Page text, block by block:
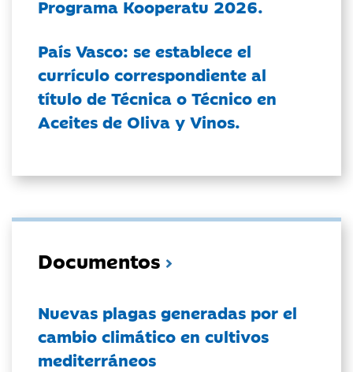
Programa Kooperatu 2026.
País Vasco: se establece el
currículo correspondiente al
título de Técnica o Técnico en
Aceites de Oliva y Vinos.
Documentos
Nuevas plagas generadas por el
cambio climático en cultivos
mediterráneos